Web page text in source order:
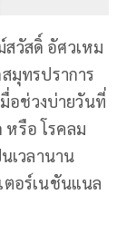
วัสดิ์ อัศวเหม
มุทรปราการ
อช่วงบ่ายวันที่
หรือ โรคลม
เวลานาน
อร์เนชันแนล